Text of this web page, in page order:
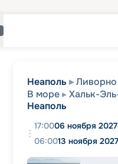
Неаполь Ливорно
В море
Хальк-
Неаполь
17:0006 ноября 2027
06:0013 ноября 2027